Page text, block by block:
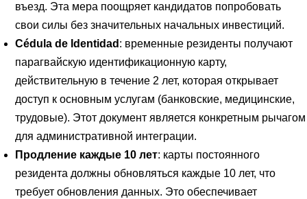
въезд. Эта мера поощряет кандидатов попробовать
свои силы без значительных начальных инвестиций.
Cédula de Identidad : временные резиденты получают
парагвайскую идентификационную карту,
действительную в течение 2 лет, которая открывает
доступ к основным услугам (банковские, медицинские,
трудовые). Этот документ является конкретным рычагом
для административной интеграции.
Продление каждые 10 лет: карты постоянного
резидента должны обновляться каждые 10 лет, что
требует обновления данных. Это обеспечивает